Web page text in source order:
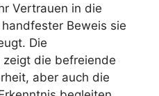
Vertrauen in die
Beweis sie
Die
zeigt die befreiende
aber auch die